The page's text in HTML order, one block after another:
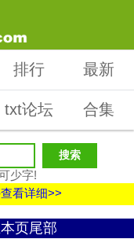
排行 最新
txt论坛 合集
少字!
看详细>>
页尾部